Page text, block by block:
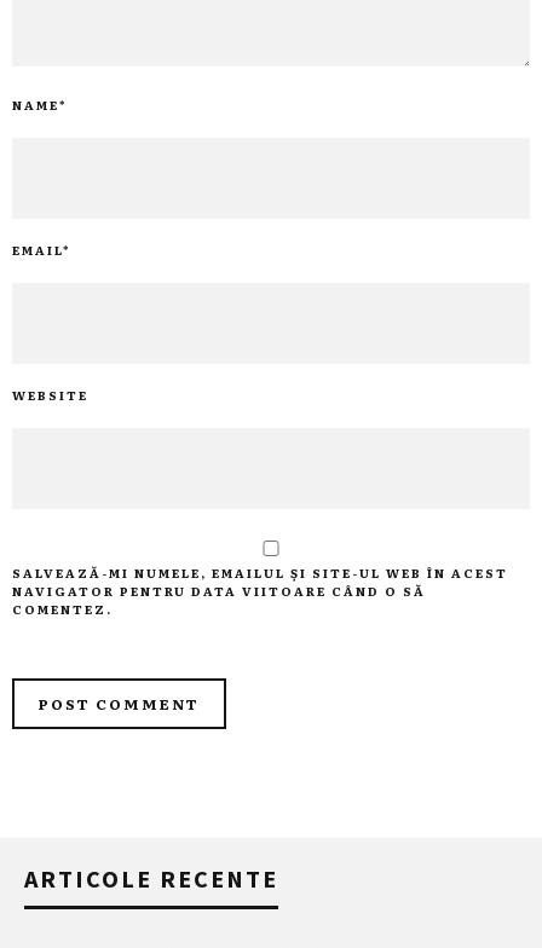
NAME*
EMAIL*
WEBSITE
SALVEAZĂ-MI NUMELE, EMAILUL ȘI SITE-UL WEB ÎN ACEST
NAVIGATOR PENTRU DATA VIITOARE CÂND O SĂ
COMENTEZ.
ARTICOLE RECENTE